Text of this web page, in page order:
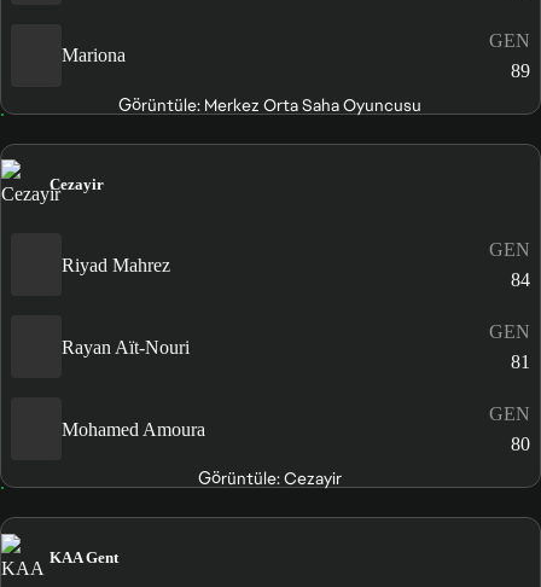
Mariona
GEN
89
Görüntüle: Merkez Orta Saha Oyuncusu
Cezayir
Riyad Mahrez
GEN
84
Rayan Aït-Nouri
GEN
81
Mohamed Amoura
GEN
80
Görüntüle: Cezayir
KAA Gent